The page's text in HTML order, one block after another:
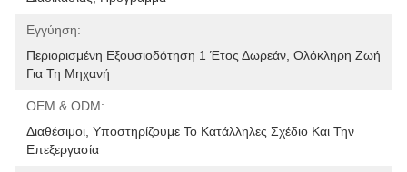
Εγγύηση:
Περιορισμένη Εξουσιοδότηση 1 Έτος Δωρεάν, Ολόκληρη Ζωή
Για Τη Μηχανή
OEM & ODM:
Διαθέσιμοι, Υποστηρίζουμε Το Κατάλληλες Σχέδιο Και Την
Επεξεργασία